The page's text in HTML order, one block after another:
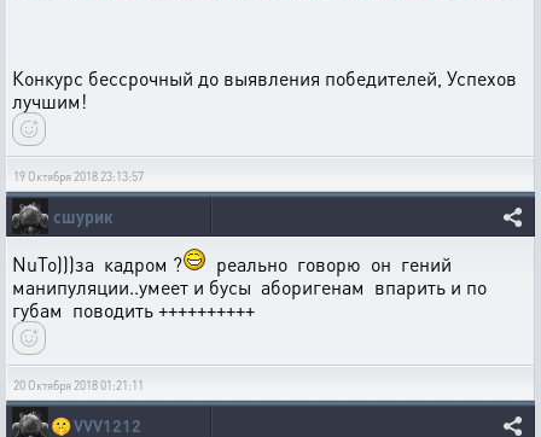
Конкурс бессрочный до выявления победителей, Успехов
лучшим!
19 Октября 2018 23:13:57
сшурик
NuТо)))за кадром ?
реально говорю он гений
манипуляции..умеет и бусы аборигенам впарить и по
губам поводить ++++++++++
20 Октября 2018 01:21:11
🤫VVV1212